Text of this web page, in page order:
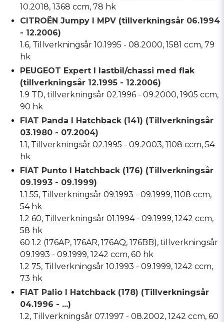
10.2018, 1368 ccm, 78 hk
CITROËN Jumpy I MPV (tillverkningsår 06.1994
- 12.2006)
1.6, Tillverkningsår 10.1995 - 08.2000, 1581 ccm, 79
hk
PEUGEOT Expert I lastbil/chassi med flak
(tillverkningsår 12.1995 - 12.2006)
1.9 TD, tillverkningsår 02.1996 - 09.2000, 1905 ccm,
90 hk
FIAT Panda I Hatchback (141) (Tillverkningsår
03.1980 - 07.2004)
1.1, Tillverkningsår 02.1995 - 09.2003, 1108 ccm, 54
hk
FIAT Punto I Hatchback (176) (Tillverkningsår
09.1993 - 09.1999)
1.1 55, Tillverkningsår 09.1993 - 09.1999, 1108 ccm,
54 hk
1.2 60, Tillverkningsår 01.1994 - 09.1999, 1242 ccm,
58 hk
60 1.2 (176AP, 176AR, 176AQ, 176BB), tillverkningsår
09.1993 - 09.1999, 1242 ccm, 60 hk
1.2 75, Tillverkningsår 10.1993 - 09.1999, 1242 ccm,
73 hk
FIAT Palio I Hatchback (178) (Tillverkningsår
04.1996 - ...)
1.2, Tillverkningsår 07.1997 - 08.2002, 1242 ccm, 60